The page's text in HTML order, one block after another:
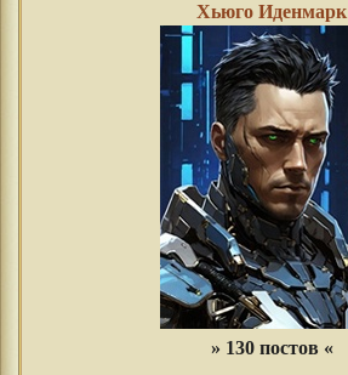
Хьюго Иденмарк
» 130 постов «